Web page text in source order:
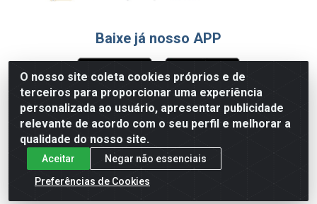
O nosso site coleta cookies próprios e de
terceiros para proporcionar uma experiência
personalizada ao usuário, apresentar publicidade
relevante de acordo com o seu perfil e melhorar a
qualidade do nosso site.
Aceitar
Negar não essenciais
Preferências de Cookies
Baixe já nosso APP
Formas de Pagamento